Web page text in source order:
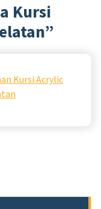
Kursi
”
Kursi Acrylic